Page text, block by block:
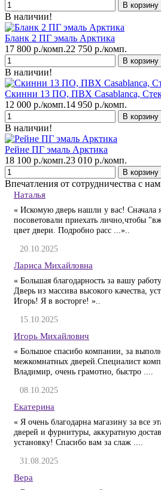
В корзину
В наличии!
Бланк 2 ПГ эмаль Арктика
17 800 р./комп.22 750 р./комп.
В корзину
В наличии!
Скинни 13 ПО, ПВХ Casablanca,
12 000 р./комп.14 950 р./комп.
В корзину
В наличии!
Рейне ПГ эмаль Арктика
18 100 р./комп.23 010 р./комп.
В корзину
Впечатления от сотрудничества с
Наталья
« Искомую дверь нашли у вас! Сначала
посоветовали приехать лично,чтобы
цвет двери. Подробно расс ...»..
20.10.2025
Лариса Михайловна
« Большая благодарность за вашу
Дверь из массива высокого качества,
Игорь! Я в восторге! »..
15.10.2025
Игорь Михайлович
« Большое спасибо компании, за
межкомнатных дверей.Специалист
Владимир, очень грамотно, быстро ....
08.10.2025
Екатерина
« Я очень благодарна магазину за все
дверей и фурнитуры, аккуратную
установку! Спасибо вам за слаж ....
31.08.2025
Вера